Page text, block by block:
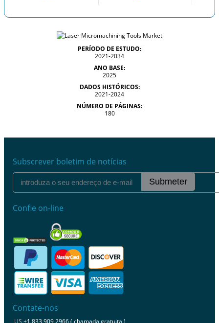
PERÍODO DE ESTUDO:
2021-2034
ANO BASE:
2025
DADOS HISTÓRICOS:
2021-2024
NÚMERO DE PÁGINAS:
180
Subscrever boletim de notícias
Submeter
Confie on-line
Contate-nos
US +1 833 909 2966 ( chamada gratuita )